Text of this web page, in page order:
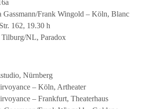
Gassmann/Frank Wingold – Köln, Blanc
162, 19.30 h
NL, Paradox
Nürnberg
– Köln, Artheater
– Frankfurt, Theaterhaus